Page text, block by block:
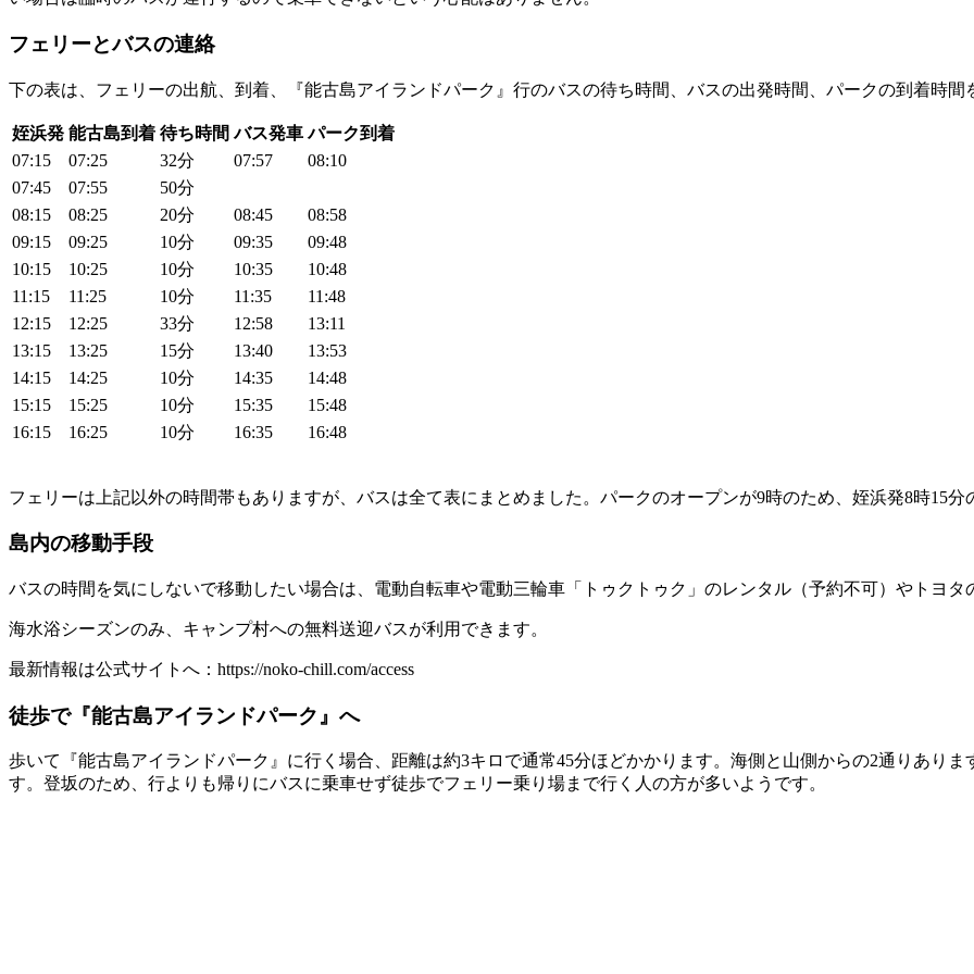
フェリーとバスの連絡
下の表は、フェリーの出航、到着、『能古島アイランドパーク』行のバスの待ち時間、バスの出発時間、パークの到着時間
姪浜発 能古島到着 待ち時間 バス発車 パーク到着
07:15
07:25 32分 07:57
08:10
07:45
07:55
50分
08:15
08:25 20分 08:45
08:58
09:15
09:25 10分 09:35
09:48
10:15
10:25 10分 10:35
10:48
11:15
11:25 10分 11:35
11:48
12:15
12:25 33分 12:58
13:11
13:15
13:25 15分 13:40
13:53
14:15
14:25 10分 14:35
14:48
15:15
15:25 10分 15:35
15:48
16:15
16:25 10分 16:35 16:48
フェリーは上記以外の時間帯もありますが、バスは全て表にまとめました。パークのオープンが9時のため、姪浜発8時15分
島内の移動手段
バスの時間を気にしないで移動したい場合は、電動自転車や電動三輪車「トゥクトゥク」のレンタル（予約不可）やトヨタ
海水浴シーズンのみ、キャンプ村への無料送迎バスが利用できます。
最新情報は公式サイトへ：https://noko-chill.com/access
徒歩で『能古島アイランドパーク』へ
歩いて『能古島アイランドパーク』に行く場合、距離は約3キロで通常45分ほどかかります。海側と山側からの2通りあり
す。登坂のため、行よりも帰りにバスに乗車せず徒歩でフェリー乗り場まで行く人の方が多いようです。